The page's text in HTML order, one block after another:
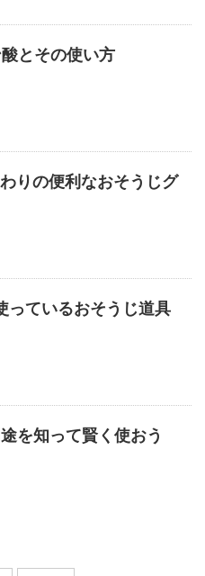
とその使い方
りの便利なおそうじグ
っているおそうじ道具
を知って賢く使おう